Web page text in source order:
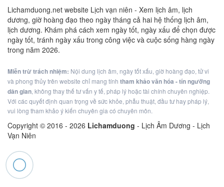
Lichamduong.net website Lịch vạn niên - Xem lịch âm, lịch
dương, giờ hoàng đạo theo ngày tháng cả hai hệ thống lịch âm,
lịch dương. Khám phá cách xem ngày tốt, ngày xấu để chọn được
ngày tốt, tránh ngày xấu trong công việc và cuộc sống hàng ngày
trong năm 2026.
Miễn trừ trách nhiệm: Nội dung lịch âm, ngày tốt xấu, giờ hoàng đạo, tử vi
và phong thủy trên website chỉ mang tính tham khảo văn hóa - tín ngưỡng
dân gian, không thay thế tư vấn y tế, pháp lý hoặc tài chính chuyên nghiệp.
Với các quyết định quan trọng về sức khỏe, phẫu thuật, đầu tư hay pháp lý,
vui lòng tham khảo ý kiến chuyên gia có chuyên môn.
Copyright © 2016 - 2026 Lichamduong - Lịch Âm Dương - Lịch
Vạn Niên